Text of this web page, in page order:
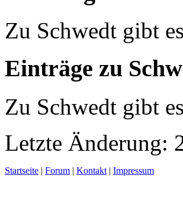
Zu Schwedt gibt
Einträge zu
Zu Schwedt gibt
Letzte Änderung:
Startseite | Forum | Kontakt | Impressum